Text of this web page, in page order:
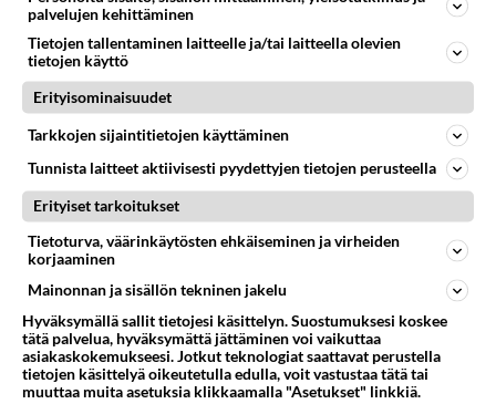
suotta anneta yhden konkurssin lannistaa . Tuskin
mökki mahdollisuuksineen tyhjilleen jää. Uusi
firma pystyyn puhtaalta pöydältä . Talolla on
potentiaalia toimia, kunhan ei ole vanhan yhtiön
velat enää taakkana niskassa. Painetaan resettiä ja
velat nollaantuu.
Kommentoi
Anonyymi
2024-03-01 05:47:01
Yleensä on niin, että kaikki irtain myydään
huutokaupalla velkojen maksuun, ja vain kuoret
jää jäljelle. Ei siitä ole kovin helppo aloittaa.
Äänestä Kommentoi
palvelujen kehittäminen
Tietojen tallentaminen laitteelle ja/tai laitteella olevien
tietojen käyttö
Erityisominaisuudet
Tarkkojen sijaintitietojen käyttäminen
Tunnista laitteet aktiivisesti pyydettyjen tietojen perusteella
Erityiset tarkoitukset
Tietoturva, väärinkäytösten ehkäiseminen ja virheiden
korjaaminen
Mainonnan ja sisällön tekninen jakelu
Hyväksymällä sallit tietojesi käsittelyn. Suostumuksesi koskee
tätä palvelua, hyväksymättä jättäminen voi vaikuttaa
asiakaskokemukseesi. Jotkut teknologiat saattavat perustella
tietojen käsittelyä oikeutetulla edulla, voit vastustaa tätä tai
muuttaa muita asetuksia klikkaamalla "Asetukset" linkkiä.